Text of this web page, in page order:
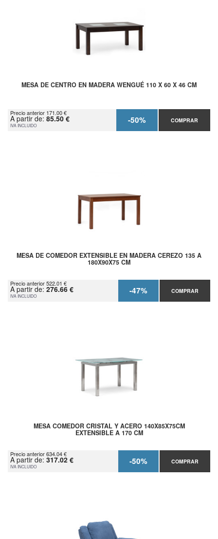
MESA DE CENTRO EN MADERA WENGUÉ 110 X 60 X 46 CM
Precio anterior 171.00 €
A partir de: 85.50 €
IVA INCLUIDO -50% COMPRAR
MESA DE COMEDOR EXTENSIBLE EN MADERA CEREZO 135 A
180X90X75 CM
Precio anterior 522.01 €
A partir de: 276.66 €
IVA INCLUIDO -47% COMPRAR
MESA COMEDOR CRISTAL Y ACERO 140X85X75CM
EXTENSIBLE A 170 CM
Precio anterior 634.04 €
A partir de: 317.02 €
IVA INCLUIDO -50% COMPRAR